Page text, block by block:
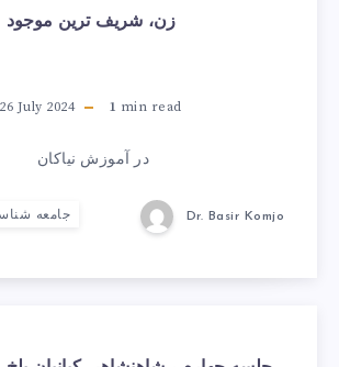
زن، شریف ترین موجود
26 July 2024 1 min read
در آموزش نیاکان
جامعه Dr. Basir Komjo